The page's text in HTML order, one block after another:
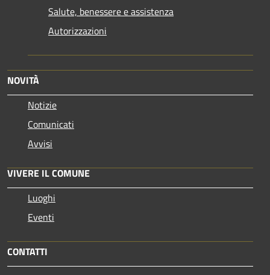
Salute, benessere e assistenza
Autorizzazioni
NOVITÀ
Notizie
Comunicati
Avvisi
VIVERE IL COMUNE
Luoghi
Eventi
CONTATTI